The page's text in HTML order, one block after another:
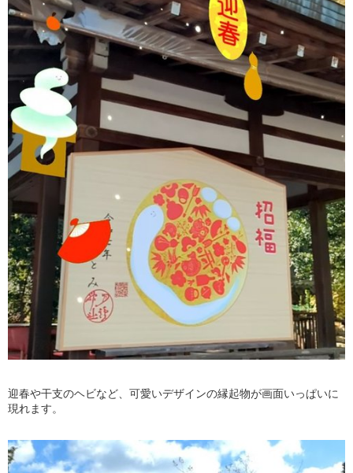
迎春や干支のヘビなど、可愛いデザインの縁起物が画面いっぱいに
現れます。